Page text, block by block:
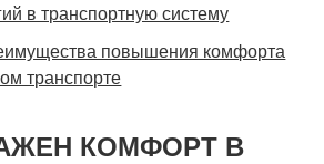
в транспортную систему
повышения комфорта
транспорте
КОМФОРТ В